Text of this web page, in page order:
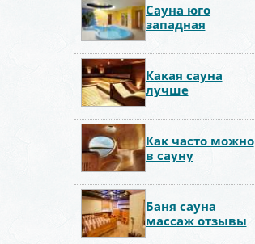
Сауна юго
западная
Какая сауна
лучше
Как часто можно
в сауну
Баня сауна
массаж отзывы